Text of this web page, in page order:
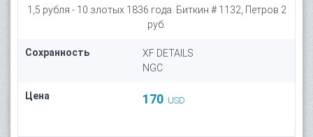
1,5 рубля - 10 злотых 1836 года. Биткин # 1132, Петров 2
руб.
Сохранность
XF DETAILS
NGC
Цена 170 USD